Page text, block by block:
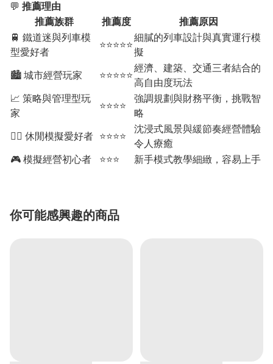
💬 推薦理由
推薦族群
推薦度
推薦原因
🚆 鐵道迷與列車模
型愛好者
⭐⭐⭐⭐⭐
細膩的列車設計與真實運行模
擬
🏙️ 城市經營玩家
⭐⭐⭐⭐⭐
經濟、建築、交通三者結合的
高自由度玩法
📈 策略與管理型玩
家
⭐⭐⭐⭐
強調規劃與財務平衡，挑戰智
略
🧘‍♂️ 休閒模擬愛好者 ⭐⭐⭐⭐
沈浸式風景與緩節奏經營體驗
令人療癒
🎮 模擬經營初心者
⭐⭐⭐ 新手模式教學細緻，容易上手
你可能感興趣的商品